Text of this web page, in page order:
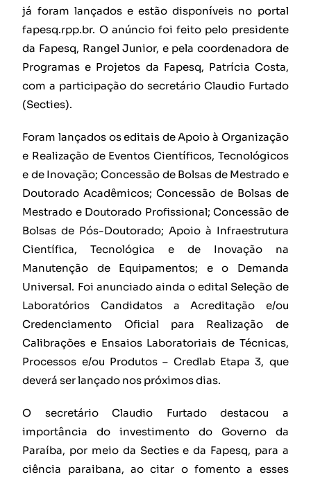
já foram lançados e estão disponíveis no portal
fapesq.rpp.br. O anúncio foi feito pelo presidente
da Fapesq, Rangel Junior, e pela coordenadora de
Programas e Projetos da Fapesq, Patrícia Costa,
com a participação do secretário Claudio Furtado
(Secties).
Foram lançados os editais de Apoio à Organização
e Realização de Eventos Científicos, Tecnológicos
e de Inovação; Concessão de Bolsas de Mestrado e
Doutorado Acadêmicos; Concessão de Bolsas de
Mestrado e Doutorado Profissional; Concessão de
Bolsas de Pós-Doutorado; Apoio à Infraestrutura
Científica, Tecnológica e de Inovação na
Manutenção de Equipamentos; e o Demanda
Universal. Foi anunciado ainda o edital Seleção de
Laboratórios Candidatos a Acreditação e/ou
Credenciamento Oficial para Realização de
Calibrações e Ensaios Laboratoriais de Técnicas,
Processos e/ou Produtos – Credlab Etapa 3, que
deverá ser lançado nos próximos dias.
O secretário Claudio Furtado destacou a
importância do investimento do Governo da
Paraíba, por meio da Secties e da Fapesq, para a
ciência paraibana, ao citar o fomento a esses